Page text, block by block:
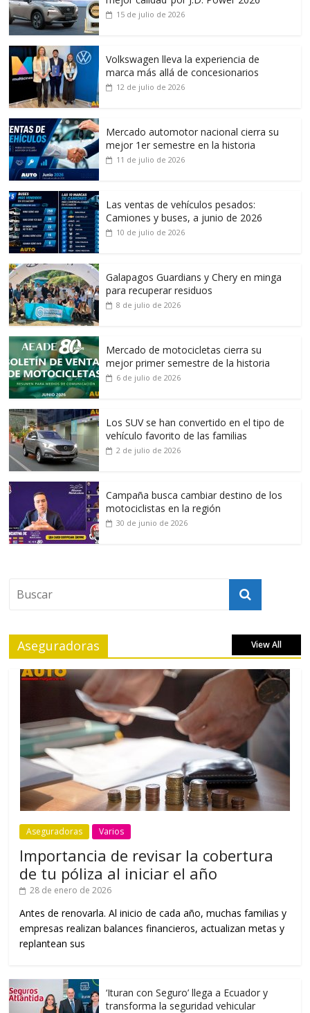
15 de julio de 2026
Volkswagen lleva la experiencia de
marca más allá de concesionarios
12 de julio de 2026
Mercado automotor nacional cierra su
mejor 1er semestre en la historia
11 de julio de 2026
Las ventas de vehículos pesados:
Camiones y buses, a junio de 2026
10 de julio de 2026
Galapagos Guardians y Chery en minga
para recuperar residuos
8 de julio de 2026
Mercado de motocicletas cierra su
mejor primer semestre de la historia
6 de julio de 2026
Los SUV se han convertido en el tipo de
vehículo favorito de las familias
2 de julio de 2026
Campaña busca cambiar destino de los
motociclistas en la región
30 de junio de 2026
Aseguradoras View All
Aseguradoras Varios
Importancia de revisar la cobertura
de tu póliza al iniciar el año
28 de enero de 2026
Antes de renovarla. Al inicio de cada año, muchas familias y
empresas realizan balances financieros, actualizan metas y
replantean sus
‘Ituran con Seguro’ llega a Ecuador y
transforma la seguridad vehicular